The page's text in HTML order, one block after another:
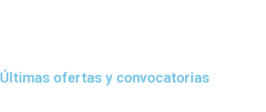
Últimas ofertas y convocatorias